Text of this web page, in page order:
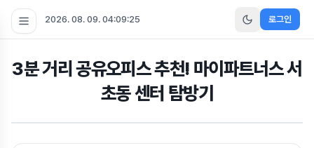
2026. 08. 09. 04:09:26 로그인
3분 거리 공유오피스 추천! 마이파트너스 서
초동 센터 탐방기